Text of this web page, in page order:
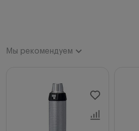
Мы рекомендуем
Цена по возрастанию
Цена по убыванию